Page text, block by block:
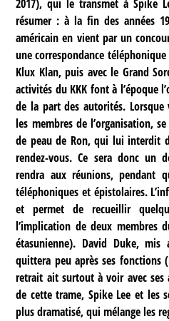
2017), qui le transmet à Spike
résumer : à la fin des années
américain en vient par un
une correspondance
Klux Klan, puis avec le Grand
activités du KKK font à l’époque
de la part des autorités.
les membres de l’organisation,
de peau de Ron, qui lui interdit
rendez-vous. Ce sera donc un
rendra aux réunions, pendant
téléphoniques et épistolaires.
et permet de recueillir
l’implication de deux membres
étasunienne). David Duke,
quittera peu après ses
retrait ait surtout à voir avec
de cette trame, Spike Lee et les
plus dramatisé, qui mélange les